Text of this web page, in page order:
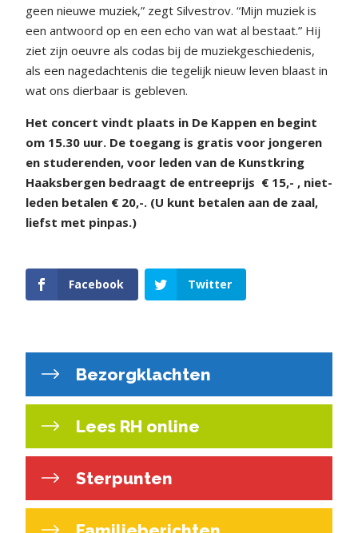
geen nieuwe muziek,” zegt Silvestrov. “Mijn muziek is
een antwoord op en een echo van wat al bestaat.” Hij
ziet zijn oeuvre als codas bij de muziekgeschiedenis,
als een nagedachtenis die tegelijk nieuw leven blaast in
wat ons dierbaar is gebleven.
Het concert vindt plaats in De Kappen en begint
om 15.30 uur. De toegang is gratis voor jongeren
en studerenden, voor leden van de Kunstkring
Haaksbergen bedraagt de entreeprijs € 15,- , niet-
leden betalen € 20,-. (U kunt betalen aan de zaal,
liefst met pinpas.)
Facebook Twitter
Bezorgklachten
Lees RH online
Sterpunten